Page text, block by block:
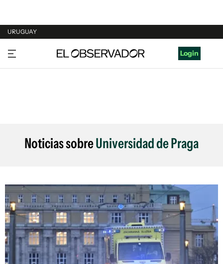
URUGUAY
URUGUAY
ARGENTINA
Login
Noticias sobreUniversidad de Praga